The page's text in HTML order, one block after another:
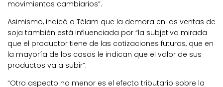
movimientos cambiarios”.
Asimismo, indicó a Télam que la demora en las ventas de
soja también está influenciada por “la subjetiva mirada
que el productor tiene de las cotizaciones futuras, que en
la mayoría de los casos le indican que el valor de sus
productos va a subir”.
“Otro aspecto no menor es el efecto tributario sobre la